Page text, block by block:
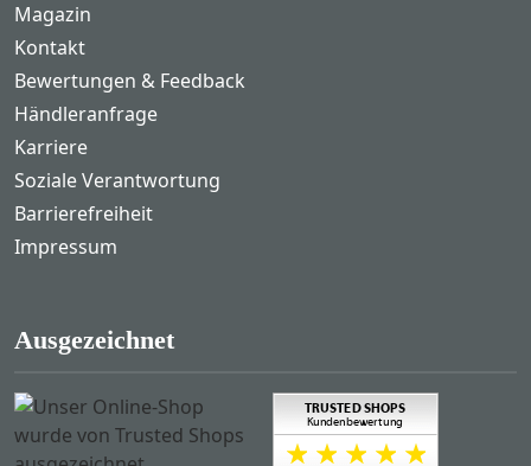
Magazin
Kontakt
Bewertungen & Feedback
Händleranfrage
Karriere
Soziale Verantwortung
Barrierefreiheit
Impressum
Ausgezeichnet